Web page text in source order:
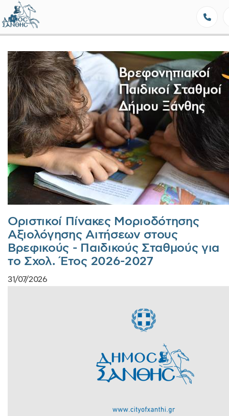
Οριστικοί Πίνακες Μοριοδότησης
Αξιολόγησης Αιτήσεων στους
Βρεφικούς - Παιδικούς Σταθμούς για
το Σχολ. Έτος 2026-2027
31/07/2026